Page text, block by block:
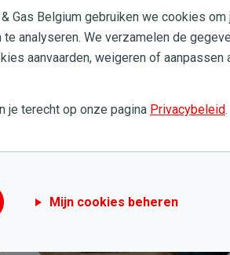
van 9 tot 14 uur.
Gas Belgium gebruiken we cookies
te analyseren. We verzamelen de
aanvaarden, weigeren of aanpassen
je terecht op onze pagina Privacybeleid.
Mijn cookies beheren